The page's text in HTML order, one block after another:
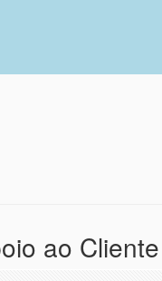
ao Cliente